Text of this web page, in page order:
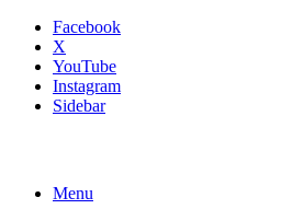
Facebook
X
YouTube
Instagram
Sidebar
Menu